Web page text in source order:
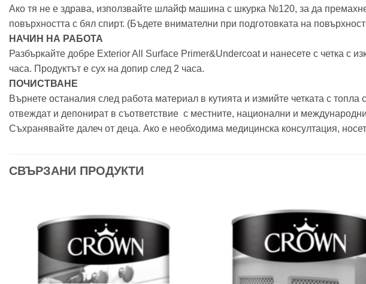
Ако тя не е здрава, използвайте шлайф машина с шкурка №120, за да
повърхността с бял спирт. (Бъдете внимателни при подготовката на
НАЧИН НА РАБОТА
Разбъркайте добре Exterior All Surface Primer&Undercoat и нанесете с четка с
часа. Продуктът е сух на допир след 2 часа.
ПОЧИСТВАНЕ
Върнете останалия след работа материал в кутията и измийте четката с
отвеждат и депонират в съответствие с местните, национални и
Съхранявайте далеч от деца. Ако е необходима медицинска консултация,
СВЪРЗАНИ ПРОДУКТИ